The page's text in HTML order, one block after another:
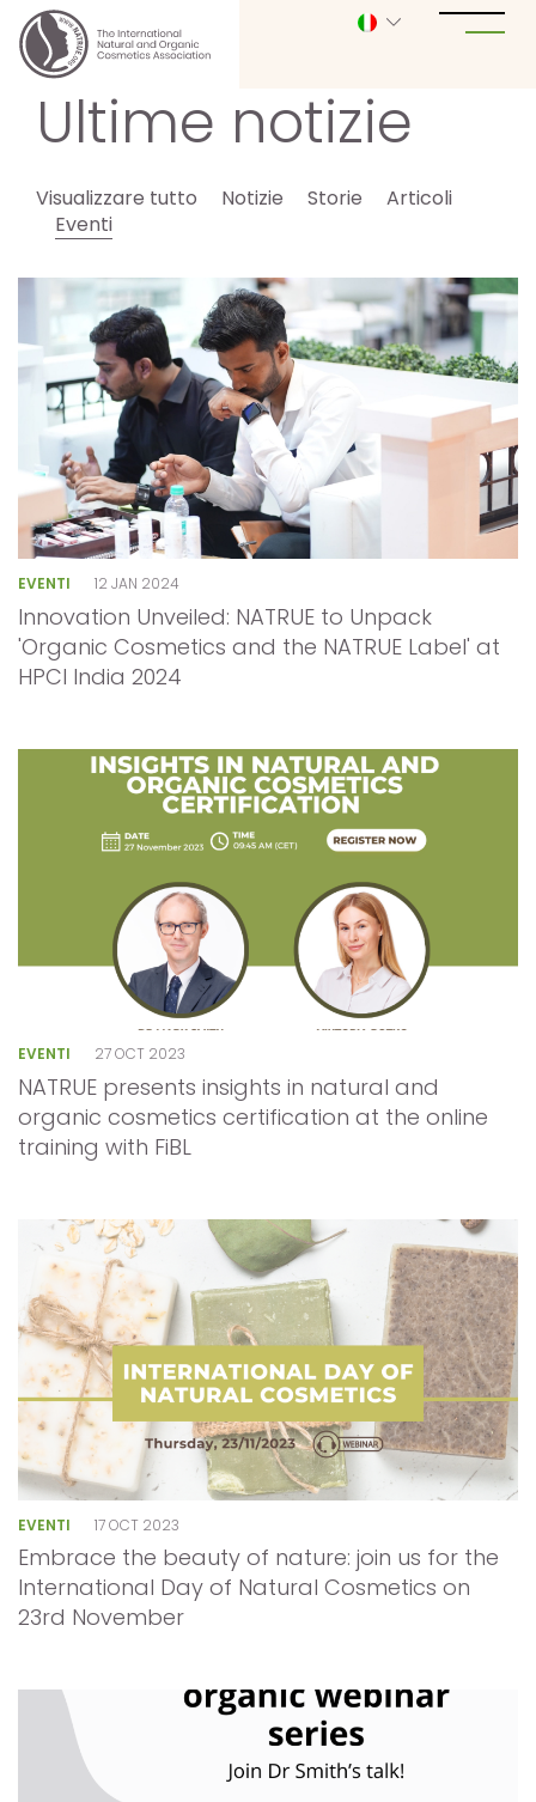
Ultime notizie
Visualizzare tutto Notizie Storie
Articoli
Eventi
EVENTI 12 JAN 2024
Innovation Unveiled: NATRUE to Unpack
'Organic Cosmetics and the NATRUE Label' at
HPCI India 2024
EVENTI 27 OCT 2023
NATRUE presents insights in natural and
organic cosmetics certification at the online
training with FiBL
EVENTI 17 OCT 2023
Embrace the beauty of nature: join us for the
International Day of Natural Cosmetics on
23rd November